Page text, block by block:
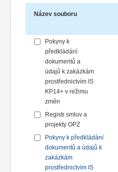
Název souboru
Pokyny k
předkládání
dokumentů a
údajů k zakázkám
prostřednictvím IS
KP14+ v režimu
změn
Registr smluv a
projekty OPZ
Pokyny k předkládání
dokumentů a údajů k
zakázkám
prostřednictvím IS